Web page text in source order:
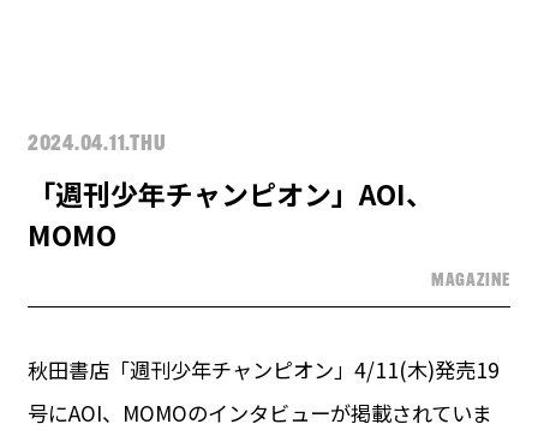
2024.04.11.THU
「週刊少年チャンピオン」AOI、
MOMO
MAGAZINE
秋田書店「週刊少年チャンピオン」4/11(木)発売19
号にAOI、MOMOのインタビューが掲載されていま